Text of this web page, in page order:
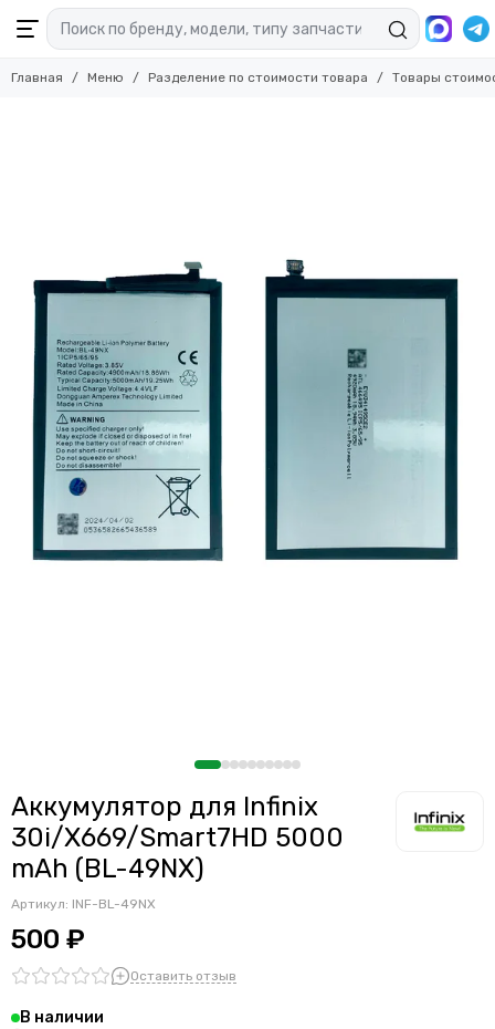
Главная Меню Разделение по стоимости товара Товары
Аккумулятор для Infinix
30i/X669/Smart7HD 5000
mAh (BL-49NX)
Артикул: INF-BL-49NX
500 ₽
Оставить отзыв
В наличии